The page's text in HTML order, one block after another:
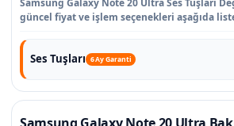
güncel fiyat ve işlem seçenekleri aşağıda
Ses Tuşları 6 Ay Garanti
Samsung Galaxy Note 20 Ultra